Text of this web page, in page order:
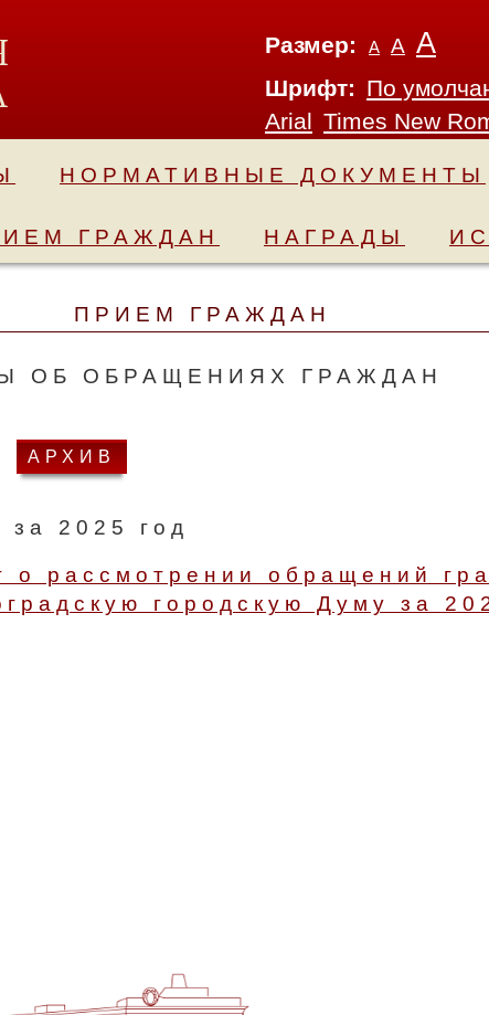
Размер: А А А
Шрифт: По
Arial Times New
НОРМАТИВНЫЕ ДОКУМЕНТЫ
ГРАЖДАН НАГРАДЫ
ПРИЕМ ГРАЖДАН
ОБ ОБРАЩЕНИЯХ ГРАЖДАН
АРХИВ
за 2025 год
о рассмотрении обращений
городскую Думу за